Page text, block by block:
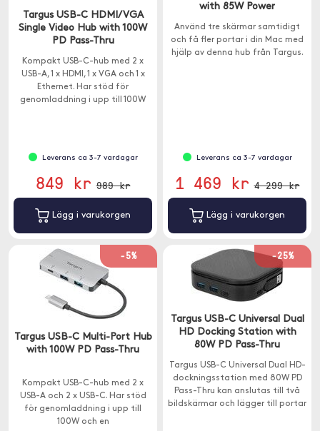
Targus USB-C HDMI/VGA
Single Video Hub with 100W
PD Pass-Thru
Kompakt USB-C-hub med 2 x
USB-A, 1 x HDMI, 1 x VGA och 1 x
Ethernet. Har stöd för
genomladdning i upp till 100W
Leverans ca 3-7 vardagar
849 kr 989 kr
Lägg i varukorgen
with 85W Power
Använd tre skärmar samtidigt
och få fler portar i din Mac med
hjälp av denna hub från Targus.
Leverans ca 3-7 vardagar
1 469 kr 4 299 kr
Lägg i varukorgen
-5%
Targus USB-C Multi-Port Hub
with 100W PD Pass-Thru
Kompakt USB-C-hub med 2 x
USB-A och 2 x USB-C. Har stöd
för genomladdning i upp till
100W och en
-25%
Targus USB-C Universal Dual
HD Docking Station with
80W PD Pass-Thru
Targus USB-C Universal Dual HD-
dockningsstation med 80W PD
Pass-Thru kan anslutas till två
bildskärmar och lägger till portar